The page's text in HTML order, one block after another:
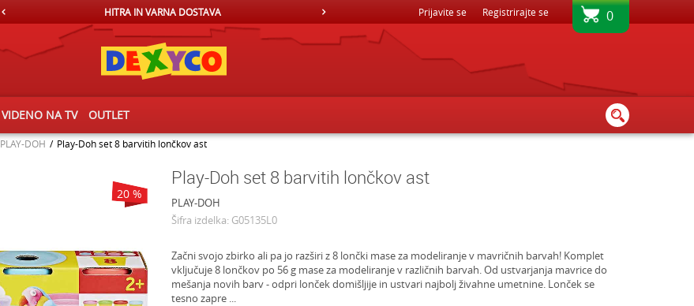
HITRA IN VARNA DOSTAVA BREZPLAČNA DOSTAVA - PRI NAKUPU NAD 45€ 0
Prijavite se Registrirajte se
VIDENO NA TV OUTLET
PLAY-DOH Play-Doh set 8 barvitih lončkov ast
20 %
Play-Doh set 8 barvitih lončkov ast
PLAY-DOH
Šifra izdelka: G05135L0
Začni svojo zbirko ali pa jo razširi z 8 lončki mase za modeliranje v mavričnih barvah! Komplet
vključuje 8 lončkov po 56 g mase za modeliranje v različnih barvah. Od ustvarjanja mavrice do
mešanja novih barv - odpri lonček domišljije in ustvari najbolj živahne umetnine. Lonček se
tesno zapre ...